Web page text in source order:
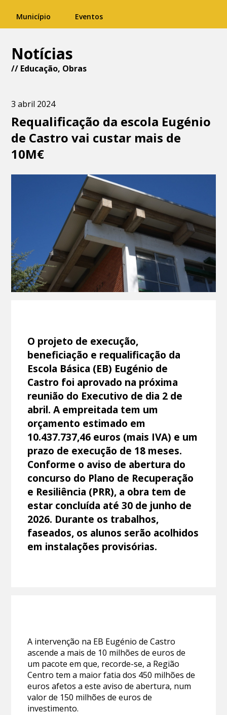
Município Eventos
Notícias
// Educação, Obras
3 abril 2024
Requalificação da escola Eugénio
de Castro vai custar mais de
10M€
O projeto de execução,
beneficiação e requalificação da
Escola Básica (EB) Eugénio de
Castro foi aprovado na próxima
reunião do Executivo de dia 2 de
abril. A empreitada tem um
orçamento estimado em
10.437.737,46 euros (mais IVA) e um
prazo de execução de 18 meses.
Conforme o aviso de abertura do
concurso do Plano de Recuperação
e Resiliência (PRR), a obra tem de
estar concluída até 30 de junho de
2026. Durante os trabalhos,
faseados, os alunos serão acolhidos
em instalações provisórias.
A intervenção na EB Eugénio de Castro
ascende a mais de 10 milhões de euros de
um pacote em que, recorde-se, a Região
Centro tem a maior fatia dos 450 milhões de
euros afetos a este aviso de abertura, num
valor de 150 milhões de euros de
investimento.